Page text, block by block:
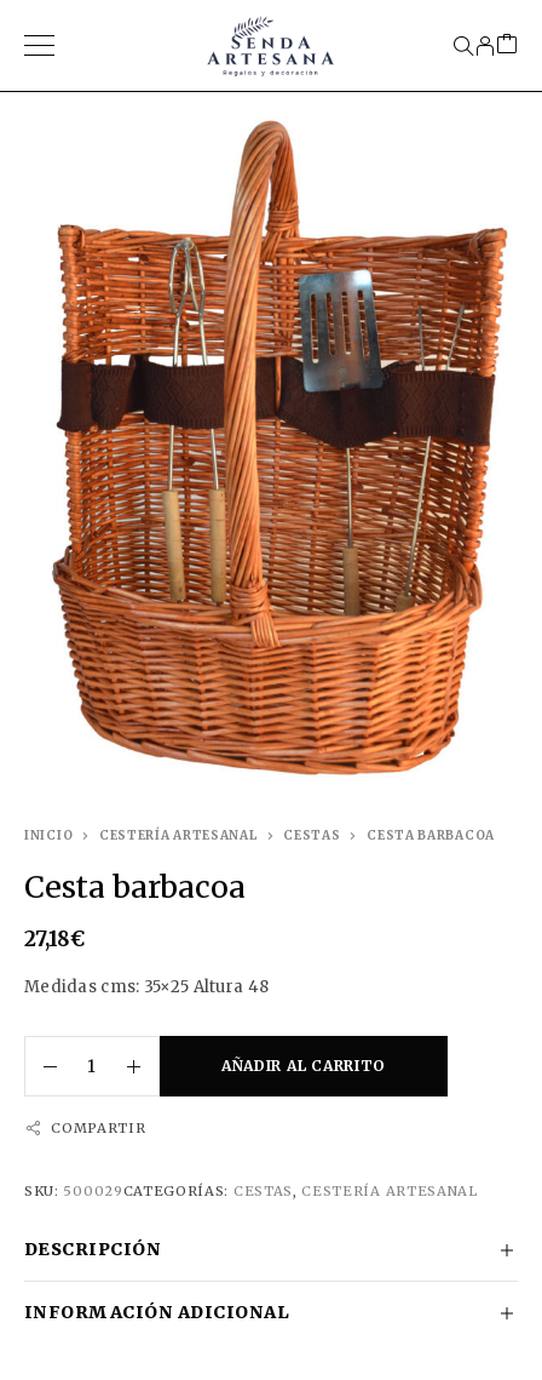
INICIO CESTERÍA ARTESANAL CESTAS CESTA BARBACOA
Cesta barbacoa
27,18€
Medidas cms: 35×25 Altura 48
AÑADIR AL CARRITO
COMPARTIR
SKU: 500029CATEGORÍAS: CESTAS, CESTERÍA ARTESANAL
DESCRIPCIÓN
INFORMACIÓN ADICIONAL